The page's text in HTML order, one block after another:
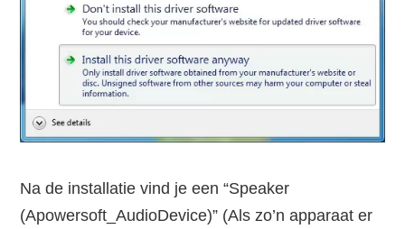
Na de installatie vind je een “Speaker
(Apowersoft_AudioDevice)” (Als zo’n apparaat er